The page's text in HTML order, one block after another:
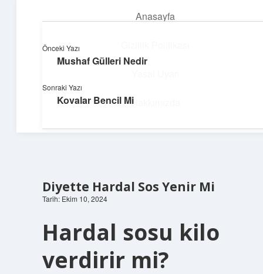
Anasayfa
Hakkımızda
Hızlı hikayelerle gününü şenlendir!
Diyette Hardal Sos Yenir Mi
Tarih: Ekim 10, 2024
Hardal sosu kilo
verdirir mi?
Önceki Yazı
Mushaf Gülleri Nedir
Sonraki Yazı
Kovalar Bencil Mi